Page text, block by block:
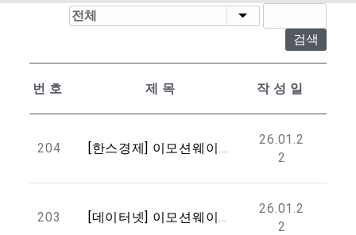
검색
번호 제목 작성일
204 [한스경제] 이모션웨이브, 악기 제조사 위한 SW 중심 피지컬 AI 전략 공개
26.01.2
2
203 [데이터넷] 이모션웨이브, 악기 제조사용 ‘소프트웨어 중심 피지컬 AI’ 전략 공개
26.01.2
2